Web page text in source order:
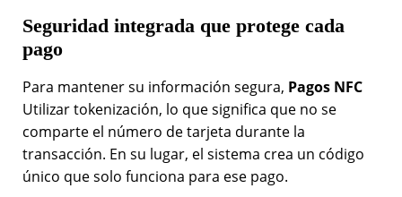
Seguridad integrada que protege cada
pago
Para mantener su información segura, Pagos NFC
Utilizar tokenización, lo que significa que no se
comparte el número de tarjeta durante la
transacción. En su lugar, el sistema crea un código
único que solo funciona para ese pago.